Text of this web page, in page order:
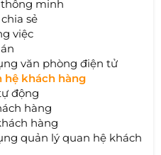
minh
sẻ
việc
văn phòng điện tử
hệ khách hàng
động
hàng
hàng
quản lý quan hệ khách